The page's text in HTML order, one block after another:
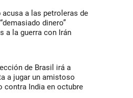
acusa a las petroleras de
dinero”
a la guerra con Irán
de Brasil irá a
a jugar un amistoso
contra India en octubre